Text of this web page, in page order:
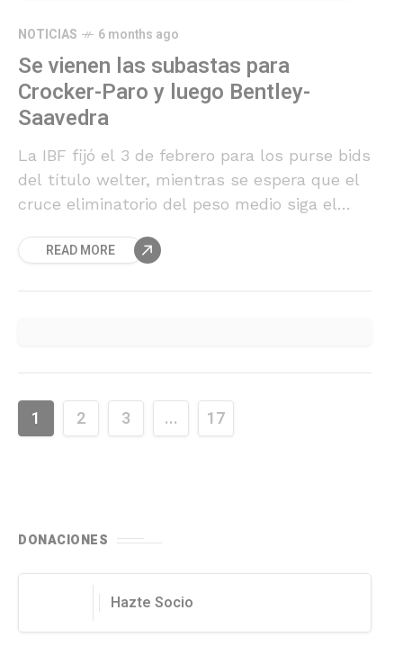
NOTICIAS 6 months ago
Se vienen las subastas para
Crocker-Paro y luego Bentley-
Saavedra
La IBF fijó el 3 de febrero para los purse bids
del título welter, mientras se espera que el
cruce eliminatorio del peso medio siga el
READ MORE
1 2 3 ... 17
DONACIONES
Hazte Socio